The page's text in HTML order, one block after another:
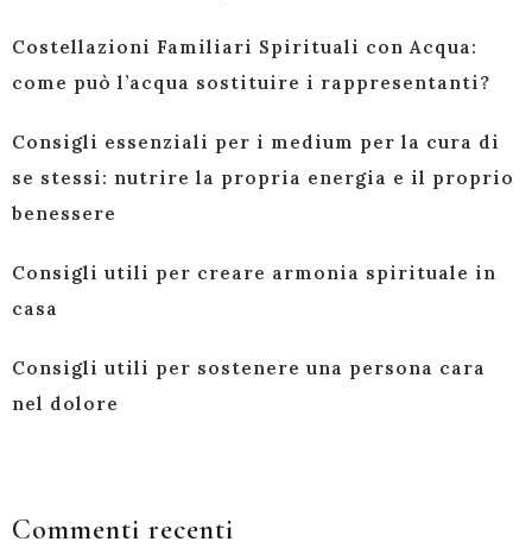
Costellazioni Familiari Spirituali con Acqua:
come può l’acqua sostituire i rappresentanti?
Consigli essenziali per i medium per la cura di
se stessi: nutrire la propria energia e il proprio
benessere
Consigli utili per creare armonia spirituale in
casa
Consigli utili per sostenere una persona cara
nel dolore
Commenti recenti